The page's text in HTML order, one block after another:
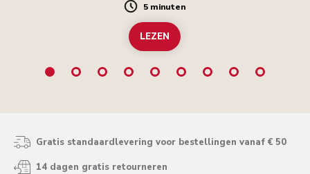
Duration
5 minuten
LEZEN
Gratis standaardlevering voor bestellingen vanaf € 50
14 dagen gratis retourneren